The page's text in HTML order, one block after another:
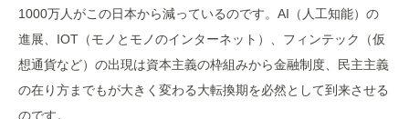
1000万人がこの日本から減っているのです。AI（人工知能）の
進展、IOT（モノとモノのインターネット）、フィンテック（仮
想通貨など）の出現は資本主義の枠組みから金融制度、民主主義
の在り方までもが大きく変わる大転換期を必然として到来させる
のです。